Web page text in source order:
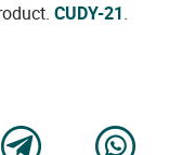
CUDY-21.